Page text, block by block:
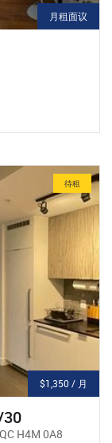
月租面议
$1,350 / 月
待租
H4M 0A8